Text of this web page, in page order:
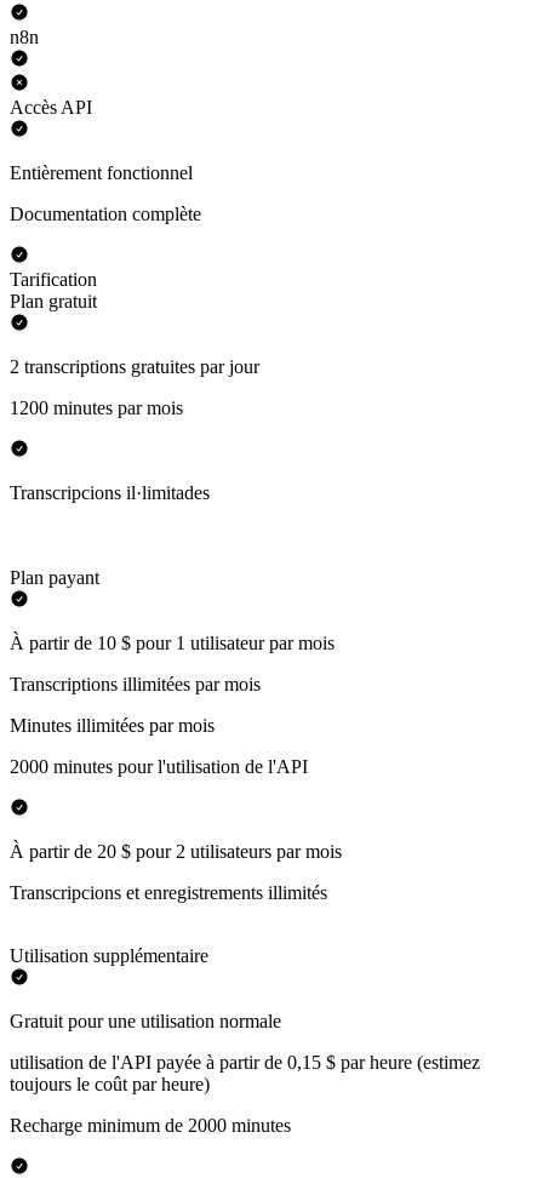
n8n
Accès API
Entièrement fonctionnel
Documentation complète
Tarification
Plan gratuit
2 transcriptions gratuites par jour
1200 minutes par mois
Transcripcions il·limitades
Plan payant
À partir de 10 $ pour 1 utilisateur par mois
Transcriptions illimitées par mois
Minutes illimitées par mois
2000 minutes pour l'utilisation de l'API
À partir de 20 $ pour 2 utilisateurs par mois
Transcripcions et enregistrements illimités
Utilisation supplémentaire
Gratuit pour une utilisation normale
utilisation de l'API payée à partir de 0,15 $ par heure (estimez
toujours le coût par heure)
Recharge minimum de 2000 minutes